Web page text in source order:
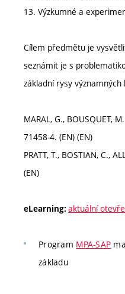
13. Výzkumné a
Cílem předmětu je
seznámit je s
základní rysy
MARAL, G., BOUSQUET,
71458-4. (EN) (EN)
PRATT, T., BOSTIAN, C.,
(EN)
eLearning: aktuální
Program MPA-SAP
základu